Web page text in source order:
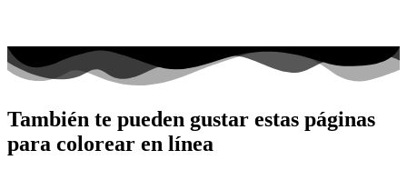
También te pueden gustar estas páginas
para colorear en línea